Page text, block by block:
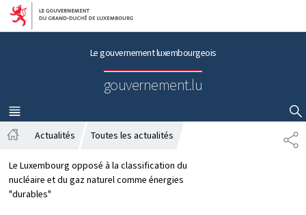
Aller au menu principal
Aller au contenu
Le gouvernement luxembourgeois
gouvernement.lu
MENU
PRINCIPAL
AFFICHER / MASQUER LA RECHERCHE
P
A
c
c
u
Actualités Toutes les actualités
Le Luxembourg opposé à la classification du
nucléaire et du gaz naturel comme énergies
"durables"